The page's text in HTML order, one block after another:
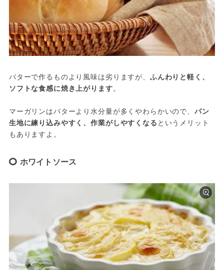
バターで作るものより風味は劣りますが、 ふんわりと軽く、
ソフトな食感に焼き上がります。
マーガリンはバターより水分量が多くやわらかいので、 パン
生地に練り込みやすく、作業がしやすくなる というメリット
もありますよ。
ホワイトソース